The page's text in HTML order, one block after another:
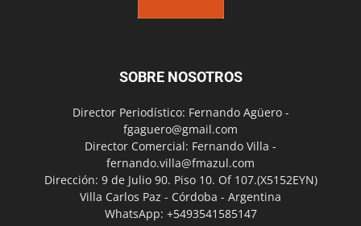
SOBRE NOSOTROS
Director Periodístico: Fernando Agüero -
fgaguero@gmail.com
Director Comercial: Fernando Villa -
fernando.villa@fmazul.com
Dirección: 9 de Julio 90. Piso 10. Of 107.(X5152EYN)
Villa Carlos Paz - Córdoba - Argentina
WhatsApp: +5493541585147